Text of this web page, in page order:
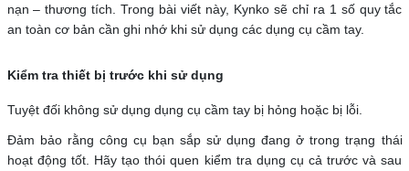
nạn – thương tích. Trong bài viết này, Kynko sẽ chỉ ra 1 số quy tắc
an toàn cơ bản cần ghi nhớ khi sử dụng các dụng cụ cầm tay.
Kiểm tra thiết bị trước khi sử dụng
Tuyệt đối không sử dụng dụng cụ cầm tay bị hỏng hoặc bị lỗi.
Đảm bảo rằng công cụ bạn sắp sử dụng đang ở trong trạng thái
hoạt động tốt. Hãy tạo thói quen kiểm tra dụng cụ cả trước và sau